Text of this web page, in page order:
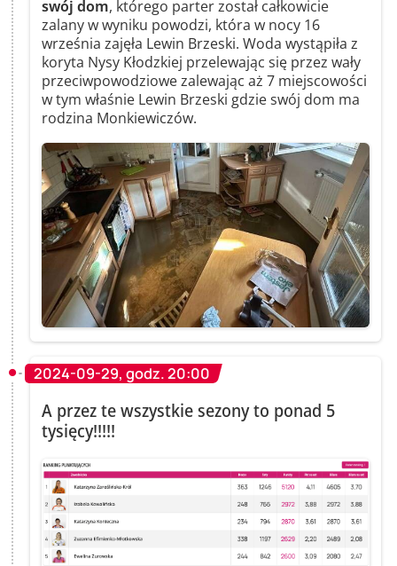
swój dom, którego parter został całkowicie
zalany w wyniku powodzi, która w nocy 16
września zajęła Lewin Brzeski. Woda wystąpiła z
koryta Nysy Kłodzkiej przelewając się przez wały
przeciwpowodziowe zalewając aż 7 miejscowości
w tym właśnie Lewin Brzeski gdzie swój dom ma
rodzina Monkiewiczów.
2024-09-29, godz. 20:00
A przez te wszystkie sezony to ponad 5
tysięcy!!!!!